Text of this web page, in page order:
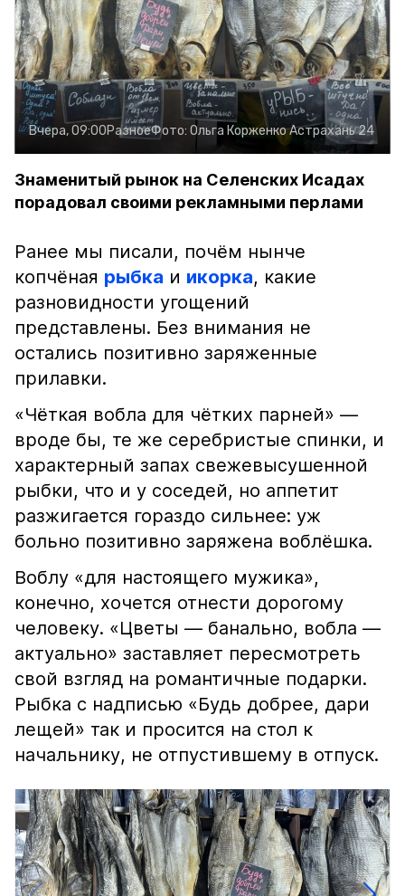
Вчера, 09:00РазноеФото: Ольга КорженкоАстрахань 24
Знаменитый рынок на Селенских Исадах
порадовал своими рекламными перлами
Ранее мы писали, почём нынче
копчёная рыбка и икорка, какие
разновидности угощений
представлены. Без внимания не
остались позитивно заряженные
прилавки.
«Чёткая вобла для чётких парней» —
вроде бы, те же серебристые спинки, и
характерный запах свежевысушенной
рыбки, что и у соседей, но аппетит
разжигается гораздо сильнее: уж
больно позитивно заряжена воблёшка.
Воблу «для настоящего мужика»,
конечно, хочется отнести дорогому
человеку. «Цветы — банально, вобла —
актуально» заставляет пересмотреть
свой взгляд на романтичные подарки.
Рыбка с надписью «Будь добрее, дари
лещей» так и просится на стол к
начальнику, не отпустившему в отпуск.